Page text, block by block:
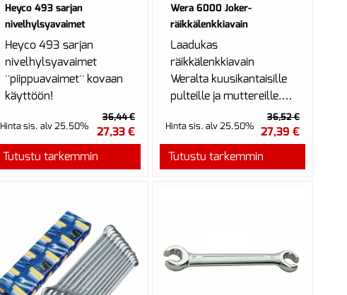
Heyco 493 sarjan
nivelhylsyavaimet
Heyco 493 sarjan
nivelhylsyavaimet
¨piippuavaimet¨ kovaan
käyttöön!
Hinta sis. alv 25.50%
36,44 €
27,33 €
Tutustu tarkemmin
Wera 6000 Joker-
räikkälenkkiavain
Laadukas
räikkälenkkiavain
Weralta kuusikantaisille
pulteille ja muttereille.
metallilevyssä on
pitotoimin...
Hinta sis. alv 25.50%
36,52 €
27,39 €
Tutustu tarkemmin